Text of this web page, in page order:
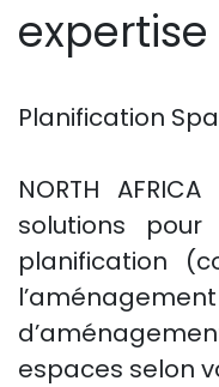
Planification
NORTH
solutions
planification
espaces selon